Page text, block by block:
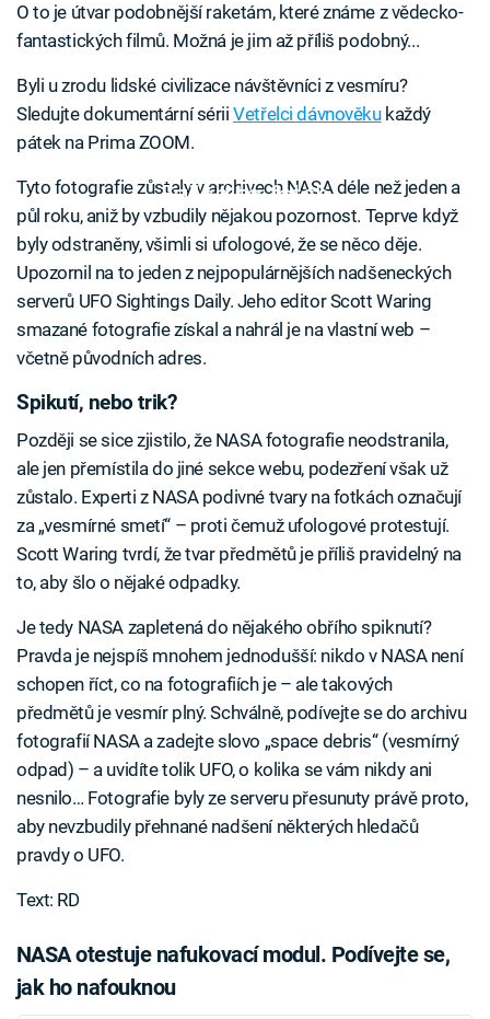
O to je útvar podobnější raketám, které známe z vědecko-
fantastických filmů. Možná je jim až příliš podobný...
Byli u zrodu lidské civilizace návštěvníci z vesmíru?
Sledujte dokumentární sériiVetřelci dávnověkukaždý
pátek na Prima ZOOM.
Failed to fetch
Tyto fotografie zůstaly v archivech NASA déle než jeden a
půl roku, aniž by vzbudily nějakou pozornost. Teprve když
byly odstraněny, všimli si ufologové, že se něco děje.
Upozornil na to jeden z nejpopulárnějších nadšeneckých
serverů UFO Sightings Daily. Jeho editor Scott Waring
smazané fotografie získal a nahrál je na vlastní web –
včetně původních adres.
Spikutí, nebo trik?
Později se sice zjistilo, že NASA fotografie neodstranila,
ale jen přemístila do jiné sekce webu, podezření však už
zůstalo. Experti z NASA podivné tvary na fotkách označují
za „vesmírné smetí“ – proti čemuž ufologové protestují.
Scott Waring tvrdí, že tvar předmětů je příliš pravidelný na
to, aby šlo o nějaké odpadky.
Je tedy NASA zapletená do nějakého obřího spiknutí?
Pravda je nejspíš mnohem jednodušší: nikdo v NASA není
schopen říct, co na fotografiích je – ale takových
předmětů je vesmír plný. Schválně, podívejte se do archivu
fotografií NASA a zadejte slovo „space debris“ (vesmírný
odpad) – a uvidíte tolik UFO, o kolika se vám nikdy ani
nesnilo… Fotografie byly ze serveru přesunuty právě proto,
aby nevzbudily přehnané nadšení některých hledačů
pravdy o UFO.
Text: RD
NASA otestuje nafukovací modul. Podívejte se,
jak ho nafouknou